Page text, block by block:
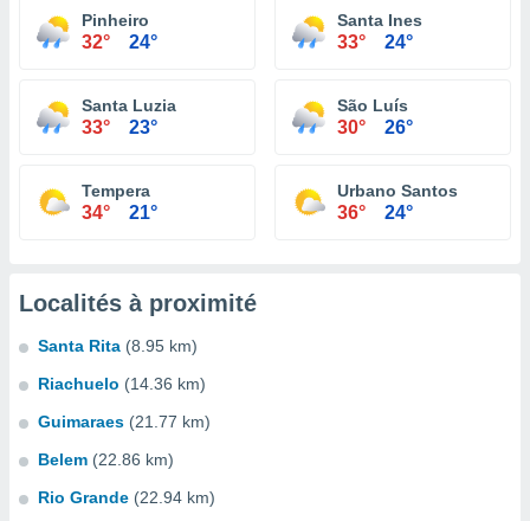
Pinheiro
32° 24°
Santa Ines
33° 24°
Santa Luzia
33° 23°
São Luís
30° 26°
Tempera
34° 21°
Urbano Santos
36° 24°
Localités à proximité
Santa Rita (8.95 km)
Riachuelo (14.36 km)
Guimaraes (21.77 km)
Belem (22.86 km)
Rio Grande (22.94 km)